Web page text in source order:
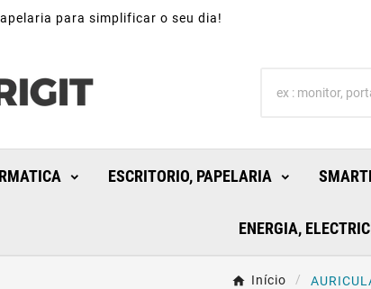
para simplificar o seu dia!
ESCRITORIO, PAPELARIA
ENERGIA,
Início